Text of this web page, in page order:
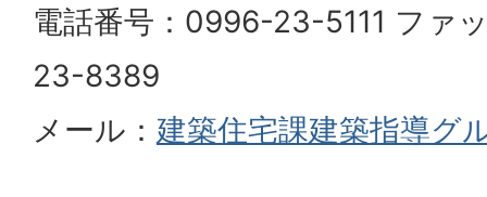
電話番号：0996-23-5111 ファ
23-8389
メール： 建築住宅課建築指導グ